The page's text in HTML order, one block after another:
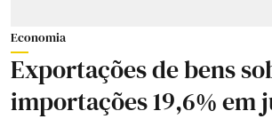
Economia
Exportações de bens
importações 19,6% em